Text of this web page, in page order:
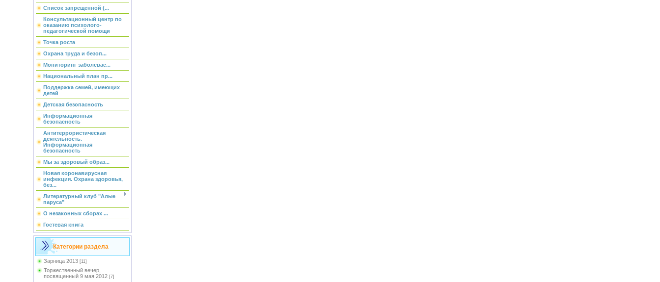
Список запрещенной (...
Консультационный центр по
оказанию психолого-
педагогической помощи
Точка роста
Охрана труда и безоп...
Мониторинг заболевае...
Национальный план пр...
Поддержка семей, имеющих
детей
Детская безопасность
Информационная
безопасность
Антитеррористическая
деятельность.
Информационная
безопасность
Мы за здоровый образ...
Новая коронавирусная
инфекция. Охрана здоровья,
без...
Литературный клуб "Алые
паруса"
О незаконных сборах ...
Гостевая книга
Категории раздела
Зарница 2013 [11]
Торжественный вечер,
посвященный 9 мая 2012 [7]